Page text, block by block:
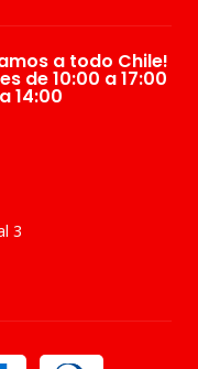
a todo Chile!
de 10:00 a 17:00
14:00
3